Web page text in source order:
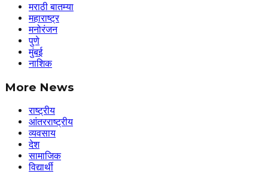
मराठी बातम्या
महाराष्ट्र
मनोरंजन
पुणे
मुंबई
नाशिक
More News
राष्ट्रीय
आंतरराष्ट्रीय
व्यवसाय
देश
सामाजिक
विद्यार्थी